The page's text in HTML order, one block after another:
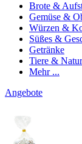
Brote &
Gemüse &
Würzen &
Süßes &
Getränke
Tiere & Natur
Mehr ...
Angebote